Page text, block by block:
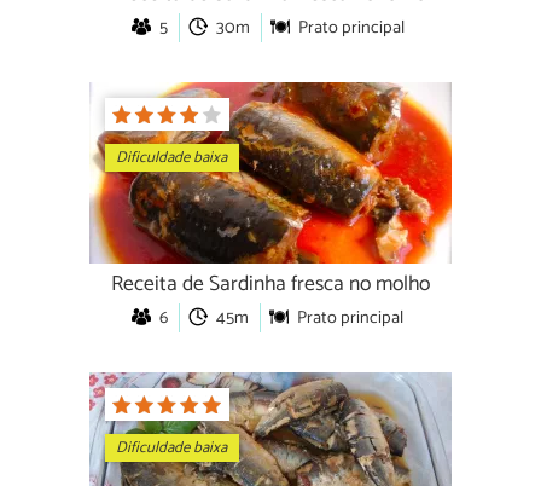
5 30m Prato principal
Dificuldade baixa
Receita de Sardinha fresca no molho
6 45m Prato principal
Dificuldade baixa